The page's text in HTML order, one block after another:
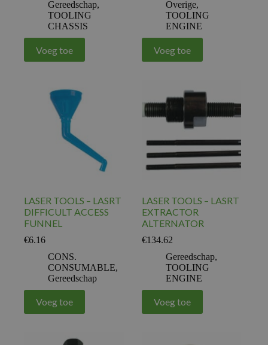
Gereedschap,
TOOLING
CHASSIS
Voeg toe
Overige,
TOOLING
ENGINE
Voeg toe
LASER TOOLS – LASRT
DIFFICULT ACCESS
FUNNEL
€6.16
CONS.
CONSUMABLE,
Gereedschap
Voeg toe
LASER TOOLS – LASRT
EXTRACTOR
ALTERNATOR
€134.62
Gereedschap,
TOOLING
ENGINE
Voeg toe